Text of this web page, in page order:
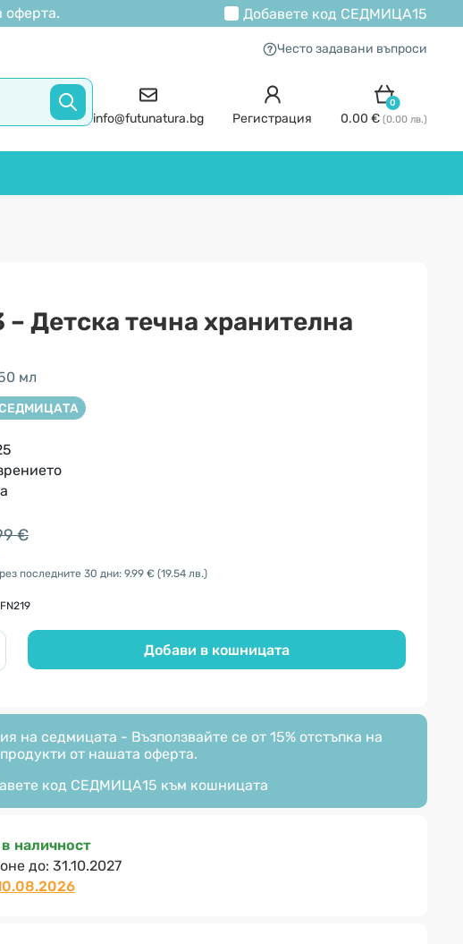
оферта. Добавете код СЕДМИЦА15
Често задавани въпроси
info@futunatura.bg Регистрация
0
0.00 € (0.00 лв.)
– Детска течна хранителна
мл
€
последните 30 дни: 9.99 € (19.54 лв.)
Добави в кошницата
на седмицата - Възползвайте се от 15% отстъпка на
от нашата оферта.
код СЕДМИЦА15 към кошницата
в наличност
до: 31.10.2027